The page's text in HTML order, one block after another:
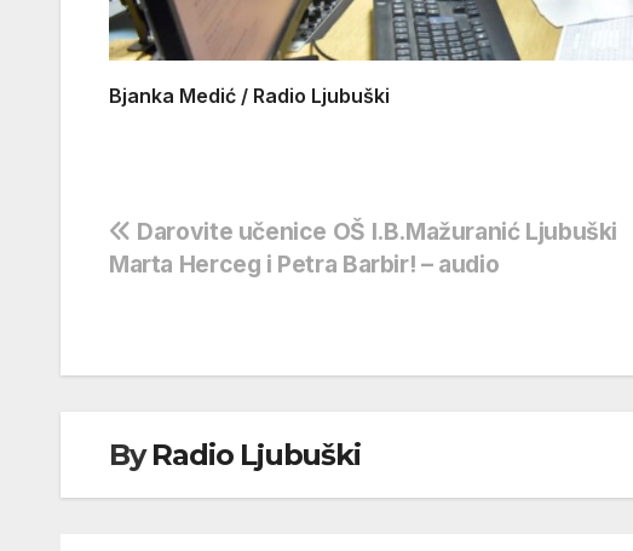
Bjanka Medić / Radio Ljubuški
Navigacija
Darovite učenice OŠ I.B.Mažuranić Ljubuški
Marta Herceg i Petra Barbir! – audio
ByRadio Ljubuški